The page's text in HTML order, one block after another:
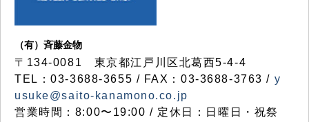
（有）斉藤金物
〒134-0081 東京都江戸川区北葛西5-4-4
TEL：03-3688-3655 / FAX：03-3688-3763 / y
usuke@saito-kanamono.co.jp
営業時間：8:00〜19:00 / 定休日：日曜日・祝祭